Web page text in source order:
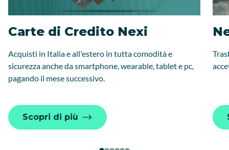
Carte di Credito Nexi
Acquisti in Italia e all'estero in tutta comodità e
sicurezza anche da smartphone, wearable, tablet e pc,
pagando il mese successivo.
Scopri di più